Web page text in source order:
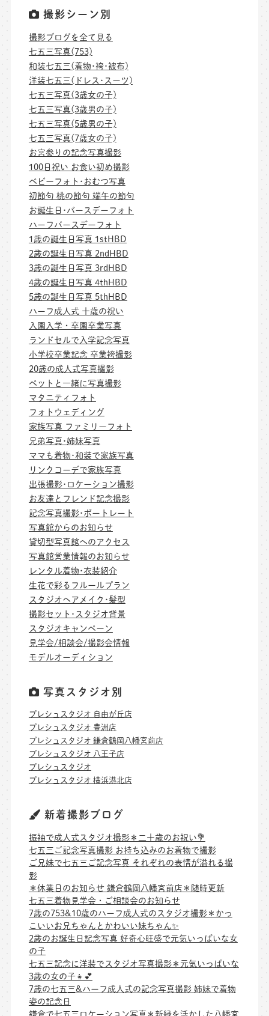
撮影シーン別
撮影ブログを全て見る
七五三写真(753)
和装七五三(着物･袴･被布)
洋装七五三(ドレス･スーツ)
七五三写真(3歳女の子)
七五三写真(3歳男の子)
七五三写真(5歳男の子)
七五三写真(7歳女の子)
お宮参りの記念写真撮影
100日祝い お食い初め撮影
ベビーフォト･おむつ写真
初節句 桃の節句 端午の節句
お誕生日･バースデーフォト
ハーフバースデーフォト
1歳の誕生日写真 1stHBD
2歳の誕生日写真 2ndHBD
3歳の誕生日写真 3rdHBD
4歳の誕生日写真 4thHBD
5歳の誕生日写真 5thHBD
ハーフ成人式 十歳の祝い
入園入学・卒園卒業写真
ランドセルで入学記念写真
小学校卒業記念 卒業袴撮影
20歳の成人式写真撮影
ペットと一緒に写真撮影
マタニティフォト
フォトウェディング
家族写真 ファミリーフォト
兄弟写真･姉妹写真
ママも着物･和装で家族写真
リンクコーデで家族写真
出張撮影･ロケーション撮影
お友達とフレンド記念撮影
記念写真撮影･ポートレート
写真館からのお知らせ
貸切型写真館へのアクセス
写真館営業情報のお知らせ
レンタル着物･衣装紹介
生花で彩るフルールプラン
スタジオヘアメイク･髪型
撮影セット･スタジオ背景
スタジオキャンペーン
見学会/相談会/撮影会情報
モデルオーディション
写真スタジオ別
プレシュスタジオ 自由が丘店
プレシュスタジオ 豊洲店
プレシュスタジオ 鎌倉鶴岡八幡宮前店
プレシュスタジオ 八王子店
プレシュスタジオ
プレシュスタジオ 横浜港北店
新着撮影ブログ
振袖で成人式スタジオ撮影＊二十歳のお祝い💐
七五三ご記念写真撮影 お持ち込みのお着物で撮影
ご兄妹で七五三ご記念写真 それぞれの表情が溢れる撮
影
＊休業日のお知らせ 鎌倉鶴岡八幡宮前店＊随時更新
七五三着物見学会・ご相談会のお知らせ
7歳の753&10歳のハーフ成人式のスタジオ撮影＊かっ
こいいお兄ちゃんとかわいい妹ちゃん✨
2歳のお誕生日記念写真 好奇心旺盛で元気いっぱいな女
の子
七五三記念に洋装でスタジオ写真撮影＊元気いっぱいな
3歳の女の子👧💕
7歳の七五三&ハーフ成人式の記念写真撮影 姉妹で着物
姿の記念日